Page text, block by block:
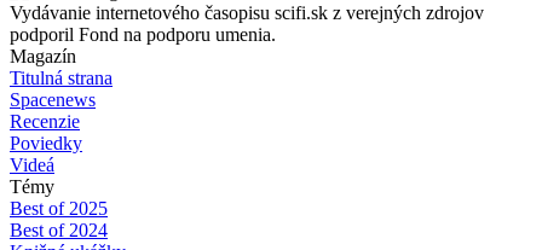
Vydávanie internetového časopisu scifi.sk z verejných zdrojov
podporil Fond na podporu umenia.
Magazín
Titulná strana
Spacenews
Recenzie
Poviedky
Videá
Témy
Best of 2025
Best of 2024